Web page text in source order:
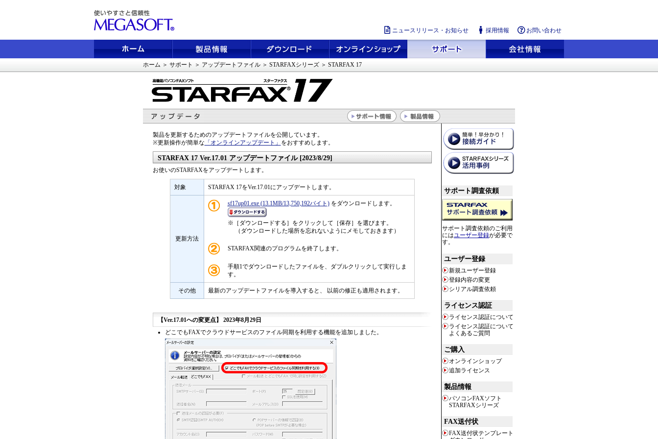
ニュースリリース・お知らせ 採用情報 お問い合わせ
ホーム ＞ サポート ＞ アップデートファイル ＞ STARFAXシリーズ ＞ STARFAX 17
製品を更新するためのアップデートファイルを公開しています。
※更新操作が簡単な 「オンラインアップデート」 をおすすめします。
STARFAX 17 Ver.17.01 アップデートファイル [2023/8/29]
お使いのSTARFAXをアップデートします。
対象 STARFAX 17をVer.17.01にアップデートします。
更新方法
sf17up01.exe (13.1MB/13,750,192バイト)をダウンロードします。
※［ダウンロードする］をクリックして［保存］を選びます。
（ダウンロードした場所を忘れないようにメモしておきます）
STARFAX関連のプログラムを終了します。
手順1でダウンロードしたファイルを、ダブルクリックして実行しま
す。
その他 最新のアップデートファイルを導入すると、 以前の修正も適用されます。
【Ver.17.01への変更点】 2023年8月29日
どこでもFAXでクラウドサービスのファイル同期を利用する機能を追加しました。
サポート調査依頼
サポート調査依頼のご利用
にはユーザー登録が必要で
す。
ユーザー登録
新規ユーザー登録
登録内容の変更
シリアル調査依頼
ライセンス認証
ライセンス認証について
ライセンス認証について
よくあるご質問
ご購入
オンラインショップ
追加ライセンス
製品情報
パソコンFAXソフト
STARFAXシリーズ
FAX送付状
FAX送付状テンプレート